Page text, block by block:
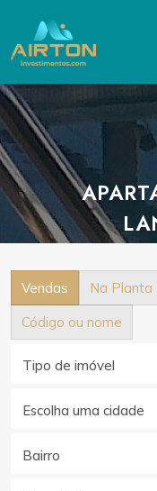
Vendas Na Planta
Código ou nome
Tipo de imóvel
Escolha uma cidade
Bairro